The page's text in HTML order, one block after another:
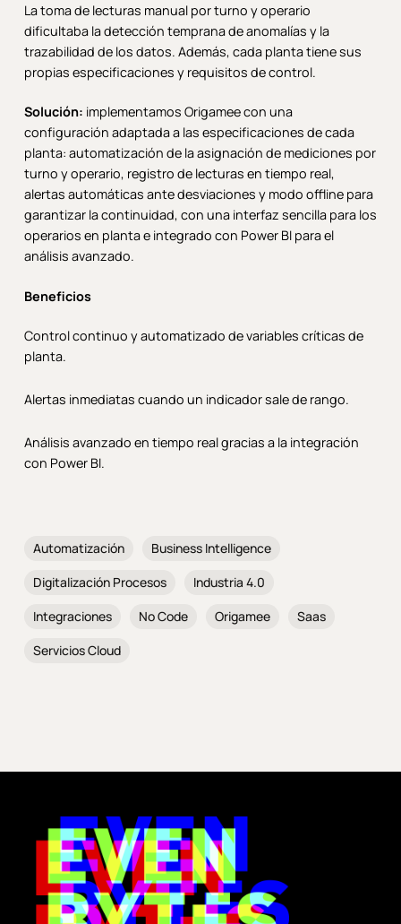
La toma de lecturas manual por turno y operario
dificultaba la detección temprana de anomalías y la
trazabilidad de los datos. Además, cada planta tiene sus
propias especificaciones y requisitos de control.
Solución: implementamos Origamee con una
configuración adaptada a las especificaciones de cada
planta: automatización de la asignación de mediciones por
turno y operario, registro de lecturas en tiempo real,
alertas automáticas ante desviaciones y modo offline para
garantizar la continuidad, con una interfaz sencilla para los
operarios en planta e integrado con Power BI para el
análisis avanzado.
Beneficios
Control continuo y automatizado de variables críticas de
planta.
Alertas inmediatas cuando un indicador sale de rango.
Análisis avanzado en tiempo real gracias a la integración
con Power BI.
Automatización
Business Intelligence
Digitalización Procesos
Industria 4.0
Integraciones
No Code Origamee
Saas
Servicios Cloud